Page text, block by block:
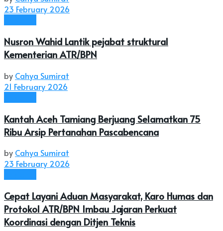
23 February 2026
Nusron Wahid Lantik pejabat struktural
Kementerian ATR/BPN
by Cahya Sumirat
21 February 2026
Kantah Aceh Tamiang Berjuang Selamatkan 75
Ribu Arsip Pertanahan Pascabencana
by Cahya Sumirat
23 February 2026
Cepat Layani Aduan Masyarakat, Karo Humas dan
Protokol ATR/BPN Imbau Jajaran Perkuat
Koordinasi dengan Ditjen Teknis